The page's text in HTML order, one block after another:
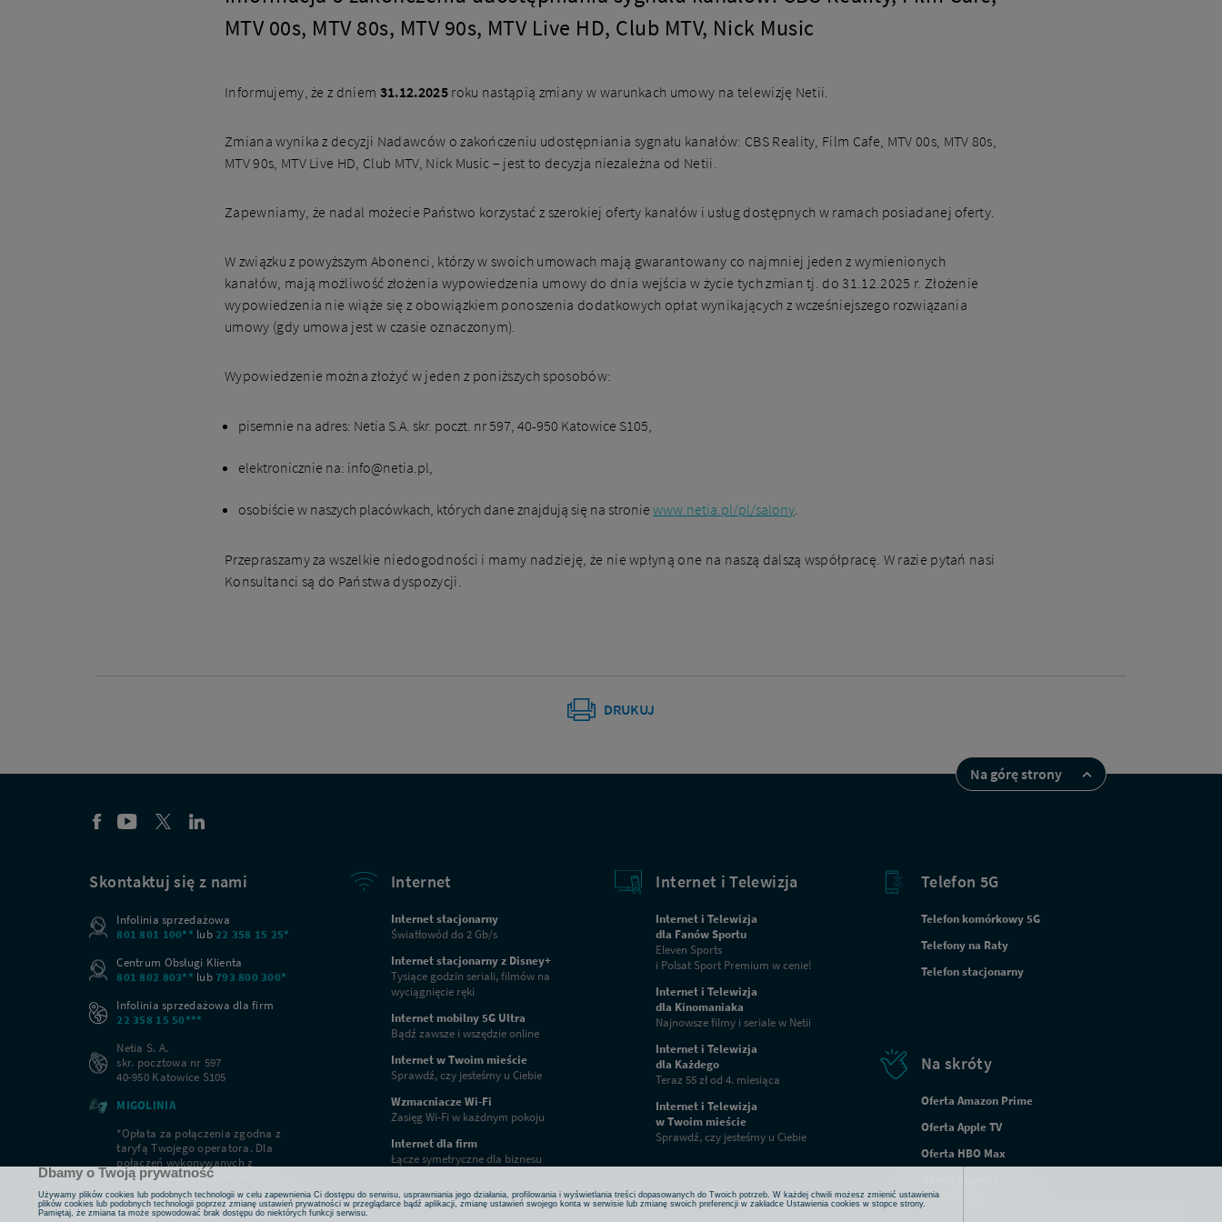
MTV 00s, MTV 80s, MTV 90s, MTV Live HD, Club MTV, Nick Music
Informujemy, że z dniem 31.12.2025roku nastąpią zmiany w warunkach umowy na telewizję Netii.
Zmiana wynika z decyzji Nadawców o zakończeniu udostępniania sygnału kanałów: CBS Reality, Film Cafe, MTV 00s, MTV 80s,
MTV 90s, MTV Live HD, Club MTV, Nick Music – jest to decyzja niezależna od Netii.
Zapewniamy, że nadal możecie Państwo korzystać z szerokiej oferty kanałów i usług dostępnych w ramach posiadanej oferty.
W związku z powyższym Abonenci, którzy w swoich umowach mają gwarantowany co najmniej jeden z wymienionych
kanałów, mają możliwość złożenia wypowiedzenia umowy do dnia wejścia w życie tych zmian tj. do 31.12.2025 r. Złożenie
wypowiedzenia nie wiąże się z obowiązkiem ponoszenia dodatkowych opłat wynikających z wcześniejszego rozwiązania
umowy (gdy umowa jest w czasie oznaczonym).
Wypowiedzenie można złożyć w jeden z poniższych sposobów:
pisemnie na adres: Netia S.A. skr. poczt. nr 597, 40-950 Katowice S105,
elektronicznie na: info@netia.pl,
osobiście w naszych placówkach, których dane znajdują się na stronie www.netia.pl/pl/salony.
Przepraszamy za wszelkie niedogodności i mamy nadzieję, że nie wpłyną one na naszą dalszą współpracę. W razie pytań nasi
Konsultanci są do Państwa dyspozycji.
DRUKUJ
Na górę strony
Skontaktuj się z nami
Infolinia sprzedażowa
801 801 100** lub 22 358 15 25*
Centrum Obsługi Klienta
801 802 803** lub793 800 300*
Infolinia sprzedażowa dla firm
22 358 15 50***
Netia S. A.
skr. pocztowa nr 597
40-950 Katowice S105
MIGOLINIA
*Opłata za połączenia zgodna z
taryfą Twojego operatora. Dla
połączeń wykonywanych z
numerów sieci Netia numer
bezpłatny.
**Opłata za połączenia zgodna z
Internet
Internet stacjonarny
Światłowód do 2 Gb/s
Internet stacjonarny z Disney+
Tysiące godzin seriali, filmów na
wyciągnięcie ręki
Internet mobilny 5G Ultra
Bądź zawsze i wszędzie online
Internet w Twoim mieście
Sprawdź, czy jesteśmy u Ciebie
Wzmacniacze Wi-Fi
Zasięg Wi-Fi w każdnym pokoju
Internet dla firm
Łącze symetryczne dla biznesu
Internet i Telewizja
Internet i Telewizja
dla Fanów Sportu
Eleven Sports
i Polsat Sport Premium w cenie!
Internet i Telewizja
dla Kinomaniaka
Najnowsze filmy i seriale w Netii
Internet i Telewizja
dla Każdego
Teraz 55 zł od 4. miesiąca
Internet i Telewizja
w Twoim mieście
Sprawdź, czy jesteśmy u Ciebie
Telefon 5G
Telefon komórkowy 5G
Telefony na Raty
Telefon stacjonarny
Na skróty
Oferta Amazon Prime
Oferta Apple TV
Oferta HBO Max
Oferta SkyShowtime
Dbamy o Twoją prywatność
Używamy plików cookies lub podobnych technologii w celu zapewnienia Ci dostępu do serwisu, usprawniania jego działania, profilowania i wyświetlania treści dopasowanych do Twoich potrzeb. W każdej chwili możesz zmienić ustawienia
plików cookies lub podobnych technologii poprzez zmianę ustawień prywatności w przeglądarce bądź aplikacji, zmianę ustawień swojego konta w serwisie lub zmianę swoich preferencji w zakładce Ustawienia cookies w stopce strony.
Pamiętaj, że zmiana ta może spowodować brak dostępu do niektórych funkcji serwisu.